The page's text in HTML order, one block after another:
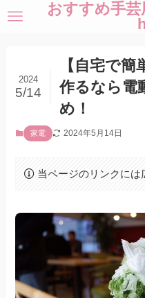
おすすめ手芸
【自宅で
作るなら電
め！
2024
5/14
家電 2024年5月14日
当ページのリンクには